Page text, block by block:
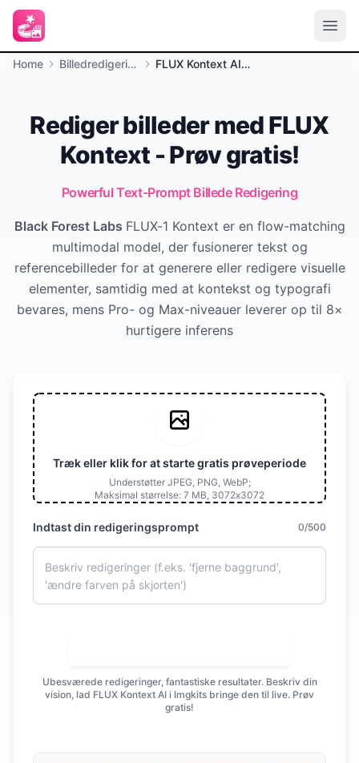
Home Billedredigering FLUX Kontext AI Billedrediger
Rediger billeder med FLUX
Kontext - Prøv gratis!
Powerful Text-Prompt Billede Redigering
Black Forest Labs FLUX-1 Kontext er en flow-matching
multimodal model, der fusionerer tekst og
referencebilleder for at generere eller redigere visuelle
elementer, samtidig med at kontekst og typografi
bevares, mens Pro- og Max-niveauer leverer op til 8×
hurtigere inferens
Træk eller klik for at starte gratis prøveperiode
Understøtter JPEG, PNG, WebP;
Maksimal størrelse: 7 MB, 3072x3072
Indtast din redigeringsprompt 0/500
Ubesværede redigeringer, fantastiske resultater. Beskriv din
vision, lad FLUX Kontext AI i Imgkits bringe den til live. Prøv
gratis!